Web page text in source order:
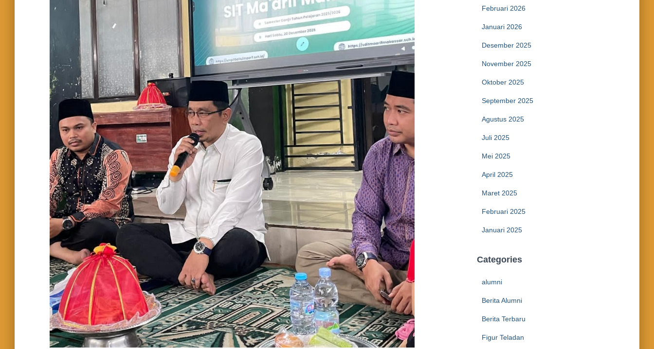
Februari 2026
Januari 2026
Desember 2025
November 2025
Oktober 2025
September 2025
Agustus 2025
Juli 2025
Mei 2025
April 2025
Maret 2025
Februari 2025
Januari 2025
Categories
alumni
Berita Alumni
Berita Terbaru
Figur Teladan